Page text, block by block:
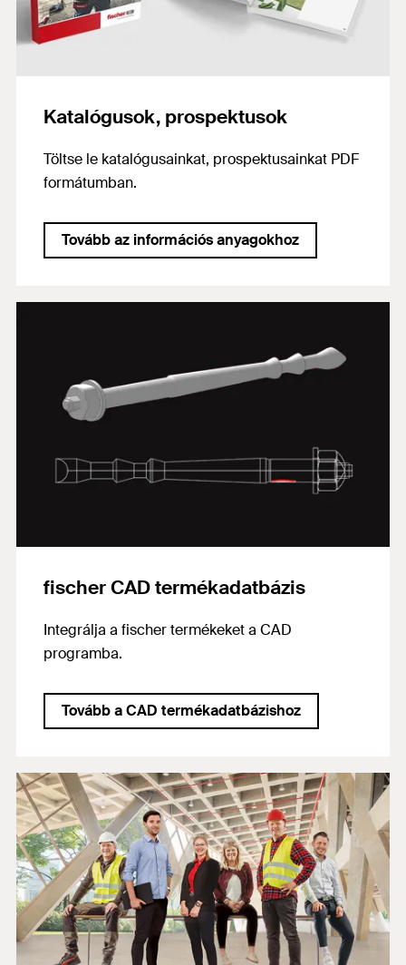
Katalógusok, prospektusok
Töltse le katalógusainkat, prospektusainkat PDF
formátumban.
Tovább az információs anyagokhoz
fischer CAD termékadatbázis
Integrálja a fischer termékeket a CAD
programba.
Tovább a CAD termékadatbázishoz